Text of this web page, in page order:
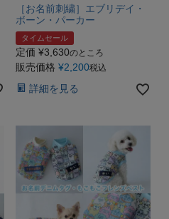
［お名前刺繍］エブリデイ・
ボーン・パーカー
タイムセール
定価 ¥3,630のところ
販売価格 ¥2,200税込
詳細を見る